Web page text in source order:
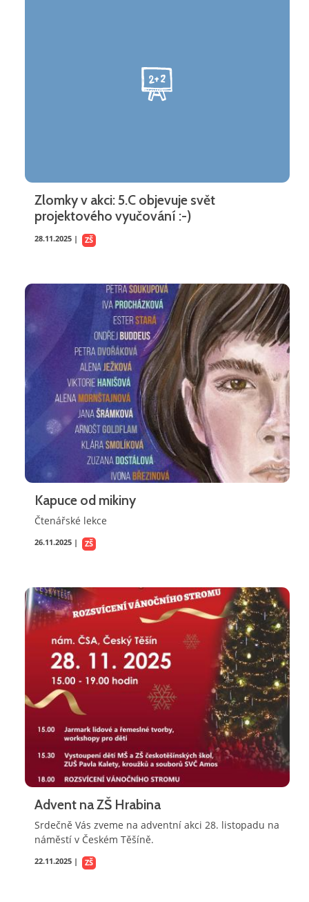
Zlomky v akci: 5.C objevuje svět
projektového vyučování :-)
28.11.2025 | ZŠ
Kapuce od mikiny
Čtenářské lekce
26.11.2025 | ZŠ
Advent na ZŠ Hrabina
Srdečně Vás zveme na adventní akci 28. listopadu na
náměstí v Českém Těšíně.
22.11.2025 | ZŠ